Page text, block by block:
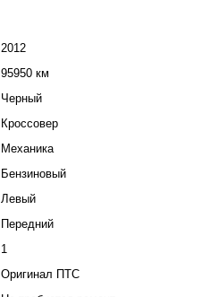
2012
95950 км
Черный
Кроссовер
Механика
Бензиновый
Левый
Передний
1
Оригинал ПТС